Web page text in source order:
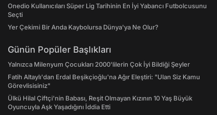
Onedio Kullanıcıları Süper Lig Tarihinin En İyi Yabancı Futbolcusunu
Seçti
Yer Çekimi Bir Anda Kaybolursa Dünya'ya Ne Olur?
Günün Popüler Başlıkları
Yalnızca Milenyum Çocukları 2000'lilerin Çok İyi Bildiği Şeyler
Fatih Altaylı'dan Erdal Beşikçioğlu'na Ağır Eleştiri: "Ulan Siz Kamu
Görevlisisiniz"
Ülkü Hilal Çiftçi'nin Babası, Reşit Olmayan Kızının 10 Yaş Büyük
Oyuncuyla Aşk Yaşadığını İddia Etti